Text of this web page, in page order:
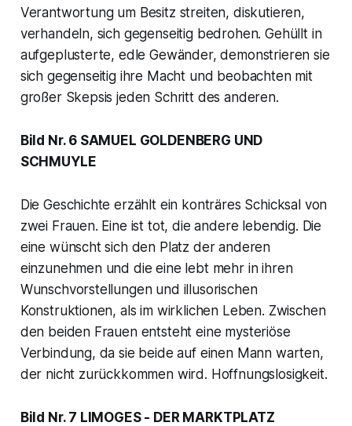
Verantwortung um Besitz streiten, diskutieren,
verhandeln, sich gegenseitig bedrohen. Gehüllt in
aufgeplusterte, edle Gewänder, demonstrieren sie
sich gegenseitig ihre Macht und beobachten mit
großer Skepsis jeden Schritt des anderen.
Bild Nr. 6 SAMUEL GOLDENBERG UND
SCHMUYLE
Die Geschichte erzählt ein konträres Schicksal von
zwei Frauen. Eine ist tot, die andere lebendig. Die
eine wünscht sich den Platz der anderen
einzunehmen und die eine lebt mehr in ihren
Wunschvorstellungen und illusorischen
Konstruktionen, als im wirklichen Leben. Zwischen
den beiden Frauen entsteht eine mysteriöse
Verbindung, da sie beide auf einen Mann warten,
der nicht zurückkommen wird. Hoffnungslosigkeit.
Bild Nr. 7 LIMOGES - DER MARKTPLATZ